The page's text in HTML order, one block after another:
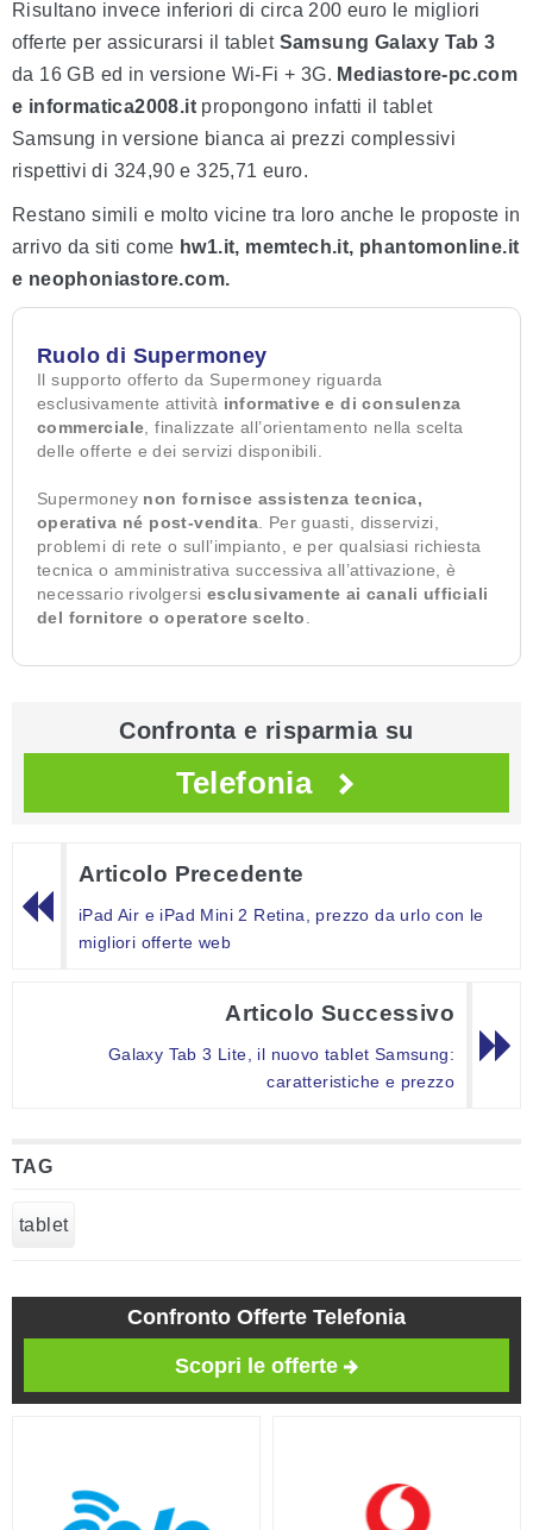
Risultano invece inferiori di circa 200 euro le migliori
offerte per assicurarsi il tablet Samsung Galaxy Tab 3
da 16 GB ed in versione Wi-Fi + 3G. Mediastore-pc.com
e informatica2008.it propongono infatti il tablet
Samsung in versione bianca ai prezzi complessivi
rispettivi di 324,90 e 325,71 euro.
Restano simili e molto vicine tra loro anche le proposte in
arrivo da siti come hw1.it, memtech.it, phantomonline.it
e neophoniastore.com.
Ruolo di Supermoney
Il supporto offerto da Supermoney riguarda
esclusivamente attività informative e di consulenza
commerciale, finalizzate all’orientamento nella scelta
delle offerte e dei servizi disponibili.
Supermoney non fornisce assistenza tecnica,
operativa né post-vendita. Per guasti, disservizi,
problemi di rete o sull’impianto, e per qualsiasi richiesta
tecnica o amministrativa successiva all’attivazione, è
necessario rivolgersi esclusivamente ai canali ufficiali
del fornitore o operatore scelto.
Confronta e risparmia su
Telefonia
Articolo Precedente
iPad Air e iPad Mini 2 Retina, prezzo da urlo con le
migliori offerte web
Articolo Successivo
Galaxy Tab 3 Lite, il nuovo tablet Samsung:
caratteristiche e prezzo
TAG
tablet
Confronto Offerte Telefonia
Scopri le offerte